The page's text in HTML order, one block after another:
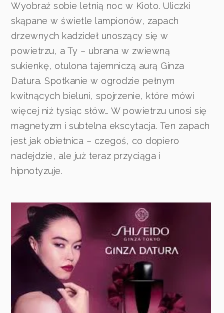
Wyobraź sobie letnią noc w Kioto. Uliczki
skąpane w świetle lampionów, zapach
drzewnych kadzideł unoszący się w
powietrzu, a Ty – ubrana w zwiewną
sukienkę, otulona tajemniczą aurą Ginza
Datura. Spotkanie w ogrodzie pełnym
kwitnących bieluni, spojrzenie, które mówi
więcej niż tysiąc słów… W powietrzu unosi się
magnetyzm i subtelna ekscytacja. Ten zapach
jest jak obietnica – czegoś, co dopiero
nadejdzie, ale już teraz przyciąga i
hipnotyzuje.